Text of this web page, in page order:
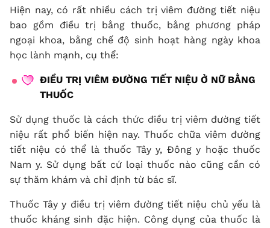
Hiện nay, có rất nhiều cách trị viêm đường tiết niệu
bao gồm điều trị bằng thuốc, bằng phương pháp
ngoại khoa, bằng chế độ sinh hoạt hàng ngày khoa
học lành mạnh, cụ thể:
ĐIỀU TRỊ VIÊM ĐƯỜNG TIẾT NIỆU Ở NỮ BẰNG
THUỐC
Sử dụng thuốc là cách thức điều trị viêm đường tiết
niệu rất phổ biến hiện nay. Thuốc chữa viêm đường
tiết niệu có thể là thuốc Tây y, Đông y hoặc thuốc
Nam y. Sử dụng bất cứ loại thuốc nào cũng cần có
sự thăm khám và chỉ định từ bác sĩ.
Thuốc Tây y điều trị viêm đường tiết niệu chủ yếu là
thuốc kháng sinh đặc hiện. Công dụng của thuốc là